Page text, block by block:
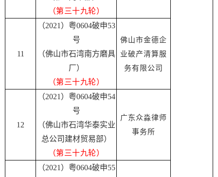
（第三十九轮）
11
（2021）粤0604破申53
号
（佛山市石湾南方磨具
厂）
（第三十九轮）
佛山市金德企
业破产清算服
务有限公司
12
（2021）粤0604破申54
号
（佛山市石湾华泰实业
总公司建材贸易部）
（第三十九轮）
广东众淼律师
事务所
（2021）粤0604破申55